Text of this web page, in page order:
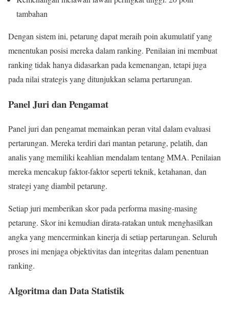
tambahan
Dengan sistem ini, petarung dapat meraih poin akumulatif yang
menentukan posisi mereka dalam ranking. Penilaian ini membuat
ranking tidak hanya didasarkan pada kemenangan, tetapi juga
pada nilai strategis yang ditunjukkan selama pertarungan.
Panel Juri dan Pengamat
Panel juri dan pengamat memainkan peran vital dalam evaluasi
pertarungan. Mereka terdiri dari mantan petarung, pelatih, dan
analis yang memiliki keahlian mendalam tentang MMA. Penilaian
mereka mencakup faktor-faktor seperti teknik, ketahanan, dan
strategi yang diambil petarung.
Setiap juri memberikan skor pada performa masing-masing
petarung. Skor ini kemudian dirata-ratakan untuk menghasilkan
angka yang mencerminkan kinerja di setiap pertarungan. Seluruh
proses ini menjaga objektivitas dan integritas dalam penentuan
ranking.
Algoritma dan Data Statistik